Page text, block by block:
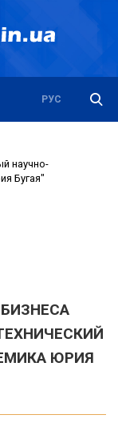
РУС
УКР
научно-
Бугая"
ЮРИЯ